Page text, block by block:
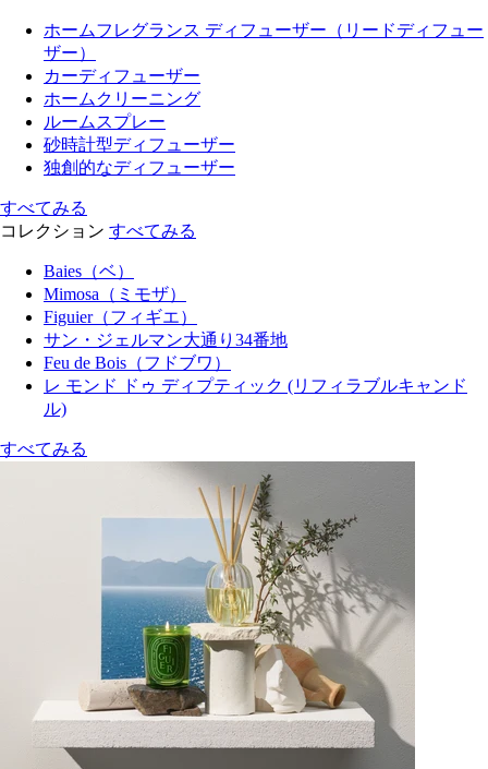
ホームフレグランス ディフューザー（リードディフュー
ザー）
カーディフューザー
ホームクリーニング
ルームスプレー
砂時計型ディフューザー
独創的なディフューザー
すべてみる
コレクション すべてみる
Baies（ベ）
Mimosa（ミモザ）
Figuier（フィギエ）
サン・ジェルマン大通り34番地
Feu de Bois（フドブワ）
レ モンド ドゥ ディプティック (リフィラブルキャンド
ル)
すべてみる